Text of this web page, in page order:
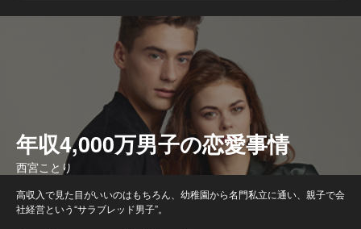
年収4,000万男子の恋愛事情
西宮ことり
高収入で見た目がいいのはもちろん、幼稚園から名門私立に通い、親子で会
社経営という“サラブレッド男子”。